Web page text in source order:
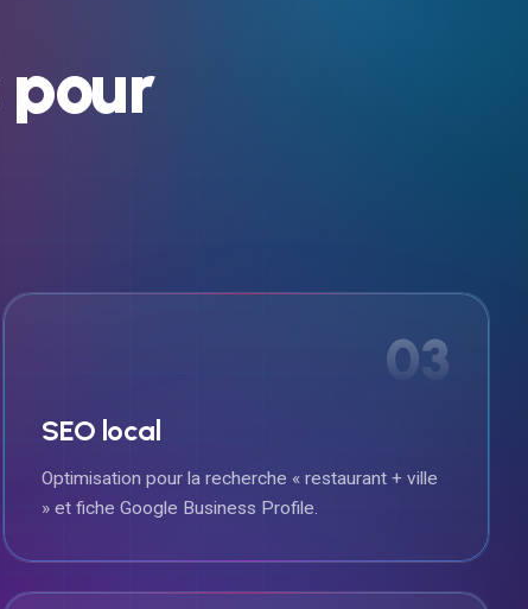
pour
03
SEO local
Optimisation pour la recherche « restaurant + ville
» et fiche Google Business Profile.